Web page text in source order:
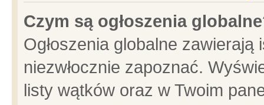
Czym są ogłoszenia
Ogłoszenia globalne
niezwłocznie zapoznać.
listy wątków oraz w Twoim